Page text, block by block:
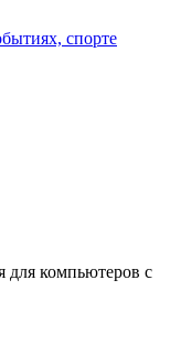
спорте
для компьютеров с